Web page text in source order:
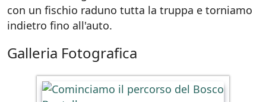
con un fischio raduno tutta la truppa e torniamo
indietro fino all'auto.
Galleria Fotografica